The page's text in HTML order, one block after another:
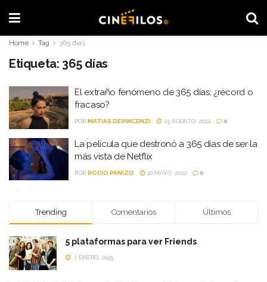
Home Tag 365 días
Etiqueta: 365 días
El extraño fenómeno de 365 días: ¿récord o
fracaso?
POR MATIAS DEVINCENZI 23 AGOSTO, 2022 0
La película que destronó a 365 días de ser la
más vista de Netflix
POR ROCIO PANIZO 10 MAYO, 2022 0
Trending Comentarios Últimos
5 plataformas para ver Friends
7 ENERO, 2025